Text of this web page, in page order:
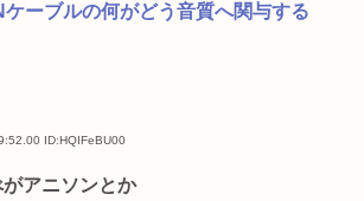
ーブルの何がどう音質へ関与する
ID:HQIFeBU00
アニソンとか